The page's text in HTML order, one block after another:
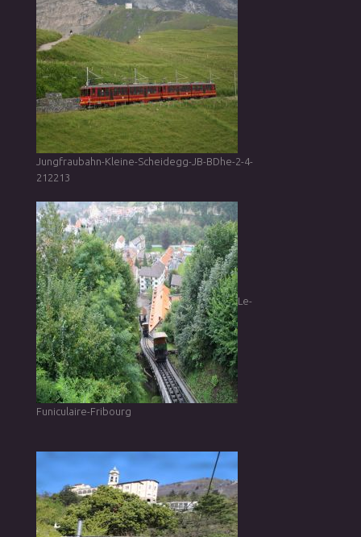
Jungfraubahn-Kleine-Scheidegg-JB-BDhe-2-4-
212213
Le-
Funiculaire-Fribourg